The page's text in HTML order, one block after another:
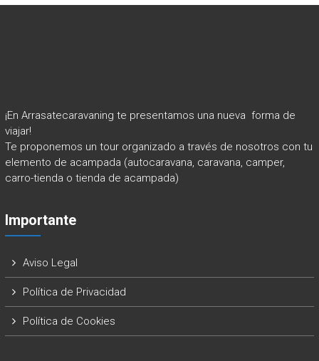
¡En Arrasatecaravaning te presentamos una nueva forma de
viajar!
Te proponemos un tour organizado a través de nosotros con tu
elemento de acampada (autocaravana, caravana, camper,
carro-tienda o tienda de acampada)
Importante
Aviso Legal
Política de Privacidad
Política de Cookies